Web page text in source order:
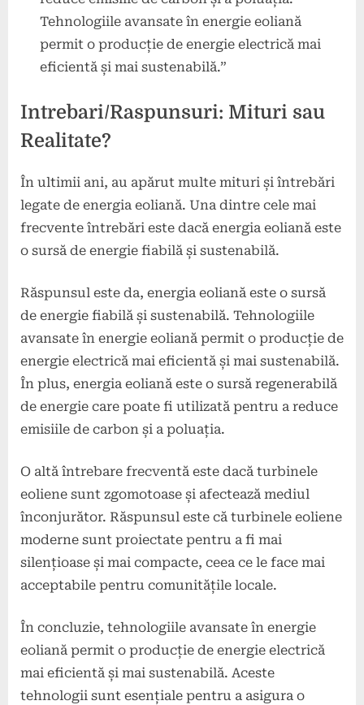
Tehnologiile avansate în energie eoliană
permit o producție de energie electrică mai
eficientă și mai sustenabilă.”
Intrebari/Raspunsuri: Mituri sau
Realitate?
În ultimii ani, au apărut multe mituri și întrebări
legate de energia eoliană. Una dintre cele mai
frecvente întrebări este dacă energia eoliană este
o sursă de energie fiabilă și sustenabilă.
Răspunsul este da, energia eoliană este o sursă
de energie fiabilă și sustenabilă. Tehnologiile
avansate în energie eoliană permit o producție de
energie electrică mai eficientă și mai sustenabilă.
În plus, energia eoliană este o sursă regenerabilă
de energie care poate fi utilizată pentru a reduce
emisiile de carbon și a poluația.
O altă întrebare frecventă este dacă turbinele
eoliene sunt zgomotoase și afectează mediul
înconjurător. Răspunsul este că turbinele eoliene
moderne sunt proiectate pentru a fi mai
silențioase și mai compacte, ceea ce le face mai
acceptabile pentru comunitățile locale.
În concluzie, tehnologiile avansate în energie
eoliană permit o producție de energie electrică
mai eficientă și mai sustenabilă. Aceste
tehnologii sunt esențiale pentru a asigura o